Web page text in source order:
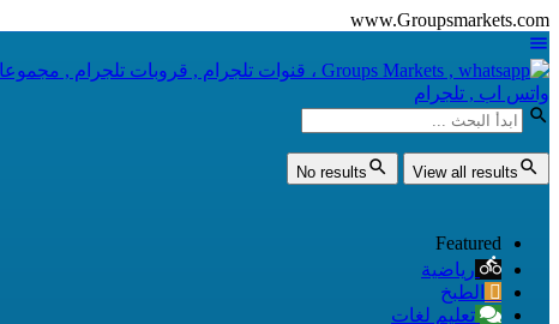
www.Groupsmarkets.com
View all results
No results
Featured
رياضية
الطبخ
تعليم لغات